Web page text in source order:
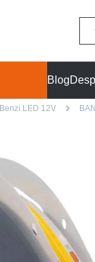
Blog
Benzi LED 12V